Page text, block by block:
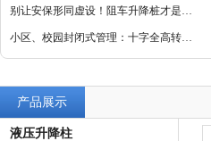
别让安保形同虚设！阻车升降桩才是刚需
小区、校园封闭式管理：十字全高转闸的硬核支撑
产品展示
液压升降柱